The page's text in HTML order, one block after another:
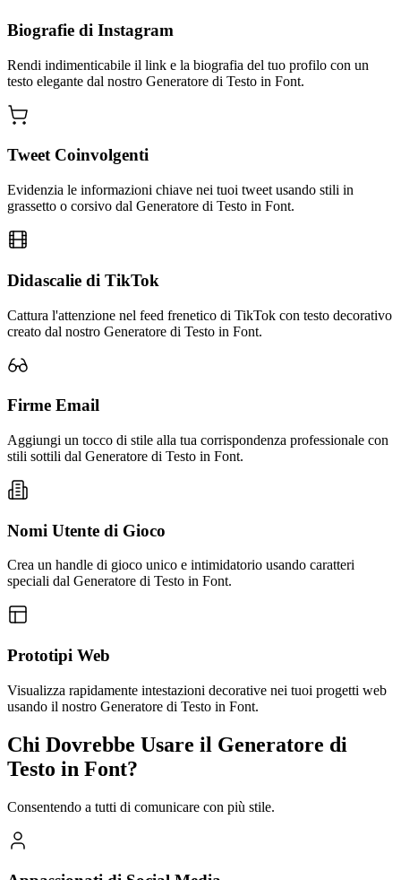
Biografie di Instagram
Rendi indimenticabile il link e la biografia del tuo profilo con un
testo elegante dal nostro Generatore di Testo in Font.
Tweet Coinvolgenti
Evidenzia le informazioni chiave nei tuoi tweet usando stili in
grassetto o corsivo dal Generatore di Testo in Font.
Didascalie di TikTok
Cattura l'attenzione nel feed frenetico di TikTok con testo decorativo
creato dal nostro Generatore di Testo in Font.
Firme Email
Aggiungi un tocco di stile alla tua corrispondenza professionale con
stili sottili dal Generatore di Testo in Font.
Nomi Utente di Gioco
Crea un handle di gioco unico e intimidatorio usando caratteri
speciali dal Generatore di Testo in Font.
Prototipi Web
Visualizza rapidamente intestazioni decorative nei tuoi progetti web
usando il nostro Generatore di Testo in Font.
Chi Dovrebbe Usare il Generatore di
Testo in Font?
Consentendo a tutti di comunicare con più stile.